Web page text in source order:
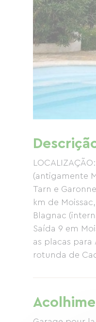
(antigamente
Tarn e
km de
Blagnac
Saída 9 em
as placas para
rotunda de
Capacidade
primeiro andar.